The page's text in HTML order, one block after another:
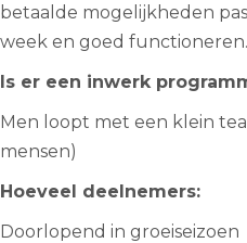
betaalde mogelijkheden
week en goed functioneren.
Is er een inwerk
Men loopt met een klein
mensen)
Hoeveel deelnemers:
Doorlopend in groeiseizoen